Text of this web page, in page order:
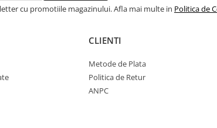
cu promotiile magazinului. Afla mai multe in Politica de
CLIENTI
Metode de Plata
Politica de Retur
ANPC